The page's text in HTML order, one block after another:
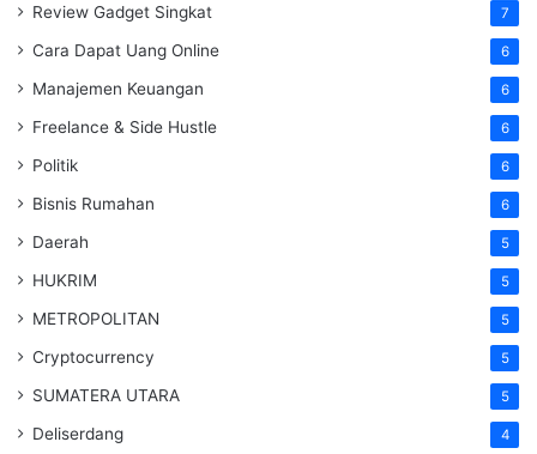
Review Gadget Singkat 7
Cara Dapat Uang Online 6
Manajemen Keuangan 6
Freelance & Side Hustle 6
Politik 6
Bisnis Rumahan 6
Daerah 5
HUKRIM 5
METROPOLITAN 5
Cryptocurrency 5
SUMATERA UTARA 5
Deliserdang 4